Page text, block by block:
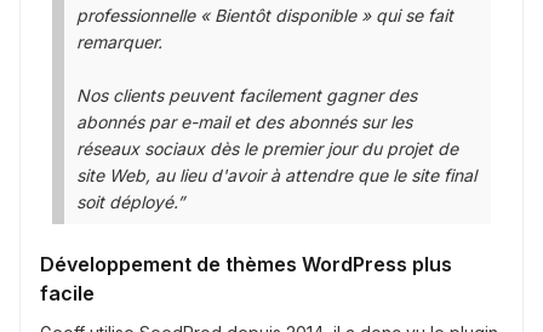
professionnelle « Bientôt disponible » qui se fait
remarquer.
Nos clients peuvent facilement gagner des
abonnés par e-mail et des abonnés sur les
réseaux sociaux dès le premier jour du projet de
site Web, au lieu d'avoir à attendre que le site final
soit déployé.”
Développement de thèmes WordPress plus
facile